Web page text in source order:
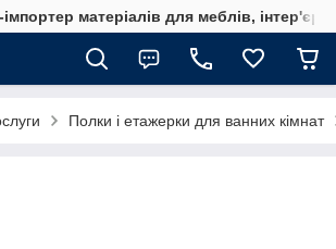
матеріалів для меблів, інтер'єру
Полки і етажерки для ванних кімнат